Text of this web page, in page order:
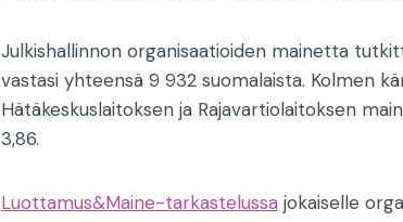
Julkishallinnon organisaatioiden mainetta
vastasi yhteensä 9 932 suomalaista. Kolmen
Hätäkeskuslaitoksen ja Rajavartiolaitoksen
3,86.
Luottamus&Maine-tarkastelussa jokaiselle